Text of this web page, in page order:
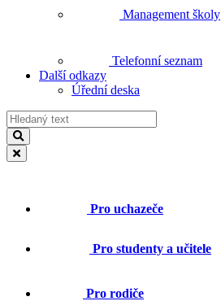
Management školy
Telefonní seznam
Další odkazy
Úřední deska
Pro uchazeče
Pro studenty a učitele
Pro rodiče